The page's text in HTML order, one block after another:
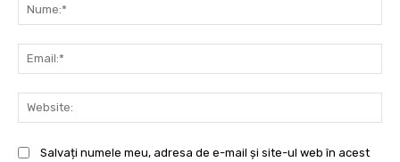
Salvați numele meu, adresa de e-mail și site-ul web în acest